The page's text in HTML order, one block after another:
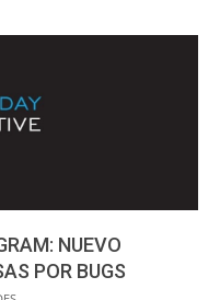
NUEVO
POR BUGS